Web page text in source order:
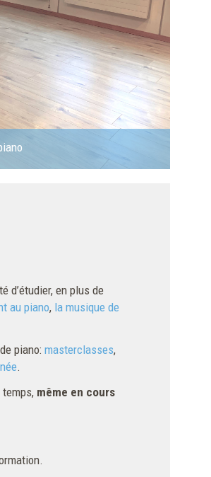
d’étudier, en plus de
au piano, la musique de
piano: masterclasses,
.
même en cours